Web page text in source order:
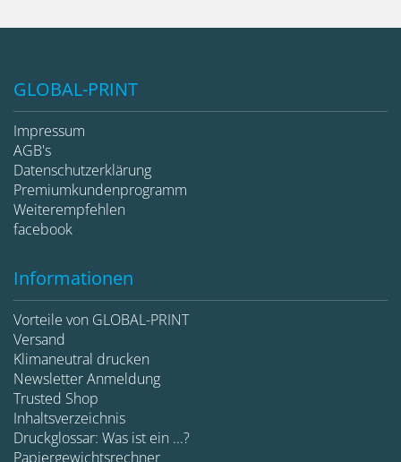
GLOBAL-PRINT
Impressum
AGB's
Datenschutzerklärung
Premiumkundenprogramm
Weiterempfehlen
facebook
Informationen
Vorteile von GLOBAL-PRINT
Versand
Klimaneutral drucken
Newsletter Anmeldung
Trusted Shop
Inhaltsverzeichnis
Druckglossar: Was ist ein ...?
Papiergewichtsrechner